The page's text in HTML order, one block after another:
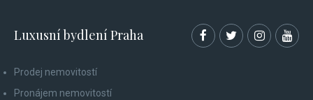
Luxusní bydlení Praha
Prodej nemovitostí
Pronájem nemovitostí